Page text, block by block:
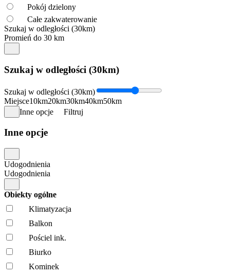
Pokój dzielony
Całe zakwaterowanie
Szukaj w odległości (30km)
Promień do 30 km
Szukaj w odległości (30km)
Szukaj w odległości (30km)
Miejsce10km20km30km40km50km
Inne opcje
Filtruj
Inne opcje
Udogodnienia
Udogodnienia
Obiekty ogólne
Klimatyzacja
Balkon
Pościel ink.
Biurko
Kominek